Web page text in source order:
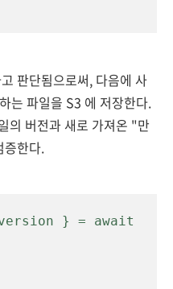
판단됨으로써, 다음에 사
는 파일을 S3 에 저장한다.
의 버전과 새로 가져온 "만
증한다.
} = await